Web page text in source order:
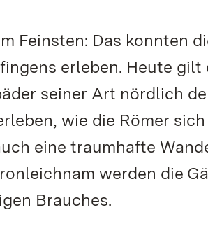
Feinsten: Das konnten
erleben. Heute
seiner Art nördlich
wie die Römer
eine traumhafte
werden die
Brauches.